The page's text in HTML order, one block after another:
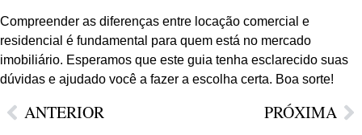
Compreender as diferenças entre locação comercial e
residencial é fundamental para quem está no mercado
imobiliário. Esperamos que este guia tenha esclarecido suas
dúvidas e ajudado você a fazer a escolha certa. Boa sorte!
ANTERIOR PRÓXIMA